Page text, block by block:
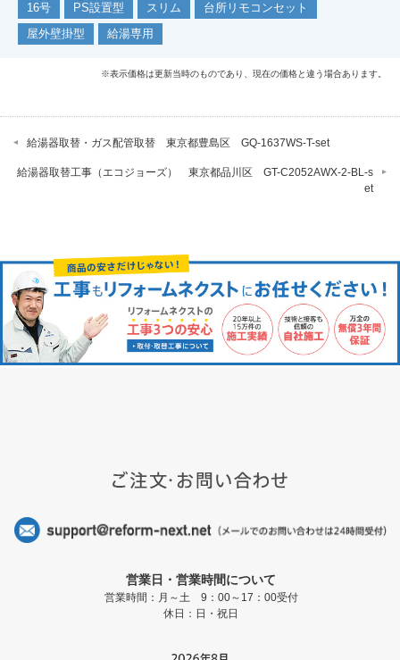
16号 PS設置型 スリム
台所リモコンセット
屋外壁掛型
給湯専用
※表示価格は更新当時のものであり、現在の価格と違う場合あります。
給湯器取替・ガス配管取替 東京都豊島区 GQ-1637WS-T-set
給湯器取替工事（エコジョーズ） 東京都品川区 GT-C2052AWX-2-BL-s
et
営業日・営業時間について
営業時間：月～土 9：00～17：00受付
休日：日・祝日